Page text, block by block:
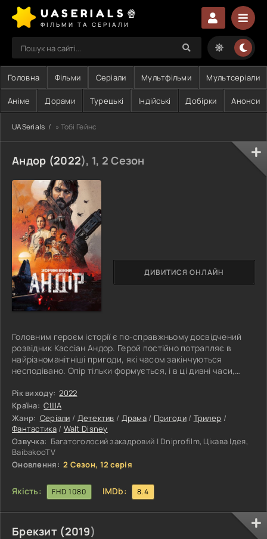
UASERIALS🍿
ФІЛЬМИ ТА СЕРІАЛИ
Головна Фільми Серіали Мультфільми Мультсеріали
Аніме Дорами Турецькі Індійські Добірки Анонси
UASerials » Тобі Гейнс
Андор (2022), 1, 2 Сезон
Головним героєм історії є по-справжньому досвідчений
розвідник Кассіан Андор. Герой постійно потрапляє в
найрізноманітніші пригоди, які часом закінчуються
несподівано. Опір тільки формується, і в ці дивні часи,
варто переживати за Кассіана. Він знає, що робить.
Напевно, він на вірному шляху, хоча достеменно і не знає,
до чого рухається. Повстання проти імперії починається
поступово, але в підсумку переростає у справжню
пожежу. Дедалі більше
Рік виходу: 2022
Країна: США
Жанр: Серіали / Детектив / Драма / Пригоди/ Трилер /
Фантастика/ Walt Disney
Озвучка: Багатоголосий закадровий | Dniprofilm, Цікава Ідея,
BaibakooTV
Оновлення: 2 Сезон, 12 серія
Якість: FHD 1080 IMDb: 8.4
ДИВИТИСЯ ОНЛАЙН
Брекзит (2019)